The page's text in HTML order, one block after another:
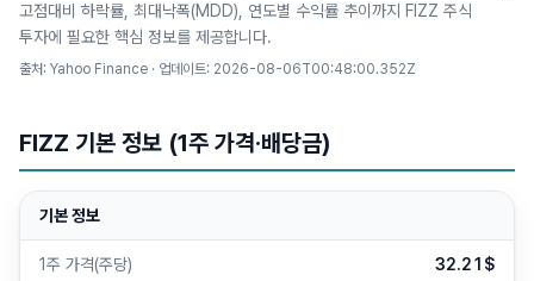
고점대비 하락률, 최대낙폭(MDD), 연도별 수익률 추이까지 FIZZ 주식
투자에 필요한 핵심 정보를 제공합니다.
출처: Yahoo Finance · 업데이트: 2026-08-06T00:48:00.352Z
FIZZ 기본 정보 (1주 가격·배당금)
기본 정보
1주 가격(주당) 32.21$